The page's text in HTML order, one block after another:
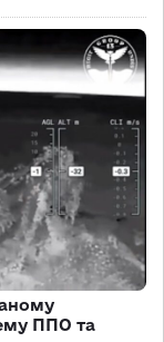
ППО та